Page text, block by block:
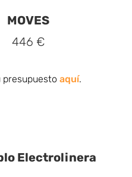
MOVES
446 €
aquí.
Electrolinera